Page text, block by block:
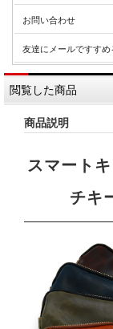
お問い合わせ
友達にメールですすめ
閲覧した商品
商品説明
スマート
チキ